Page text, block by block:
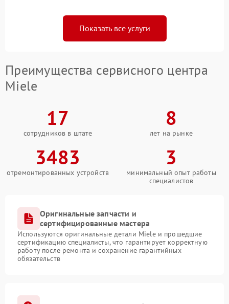
Показать все услуги
Преимущества сервисного центра
Miele
17
сотрудников в штате
8
лет на рынке
3483
отремонтированных устройств
3
минимальный опыт работы
специалистов
Оригинальные запчасти и
сертифицированные мастера
Используются оригинальные детали Miele и прошедшие
сертификацию специалисты, что гарантирует корректную
работу после ремонта и сохранение гарантийных
обязательств